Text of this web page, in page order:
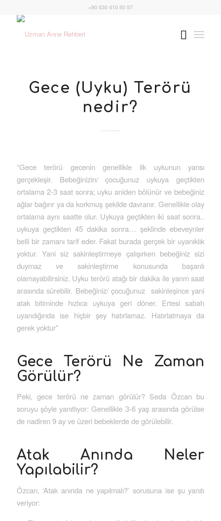
+90 530 410 50 57
Gece (Uyku) Terörü
nedir?
“Gece terörü gecenin genellikle ilk uykunun yarısı
gerçekleşir. Bebeğinizin/ çocuğunuz uykuya geçtikten
ortalama 2-3 saat sonra; uyku aniden bölünür ve bebeğiniz
ağlar bağırır ya da korkmuş şekilde davranır. Genellikle olay
ortalama aynı saatte olur. Uykuya geçtikten iki saat sonra..
uykuya geçtikten 45 dakika sonra… şeklinde ebeveynler
belli bir zamanı tarif eder. Fakat burada gerçek bir uyanıklık
yoktur. Yani siz sakinleştirmeye çalışırken bebeğiniz sizi
duymaz ve sakinleştirme konusunda başarılı
olamayabilirsiniz. Uyku terörü atağı bir dakika ile yarım saat
arasında sürebilir. Bebeğiniz/ çocuğunuz sakinleşince yani
atak bitiminde hızlıca uykuya geri döner. Ertesi sabah
uyandığında ise hiçbir şey hatırlamaz. Hatırlatmaya da
gerek yoktur”
Gece Terörü Ne Zaman
Görülür?
Peki, gece terörü ne zaman görülür? Seda Özcan bu
soruyu şöyle yanıtlıyor: Genellikle 3-6 yaş arasında görülse
de nadiren 9 ay ve üzeri bebeklerde de görülebilir.
Atak Anında Neler
Yapılabilir?
Özcan, ‘Atak anında ne yapılmalı?’ sorusuna ise şu yanıtı
veriyor: